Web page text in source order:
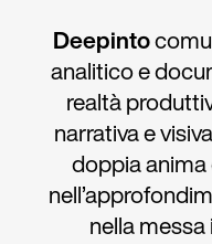
Deepinto
analitico e
realtà
narrativa e
doppia
nella